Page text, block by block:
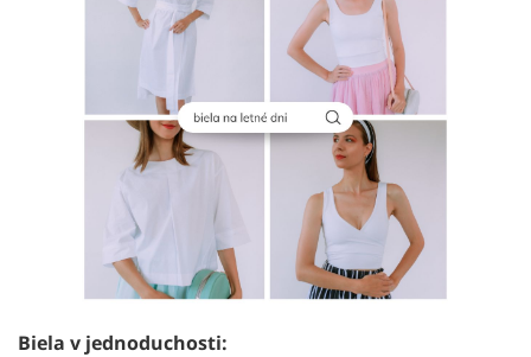
Biela v jednoduchosti: